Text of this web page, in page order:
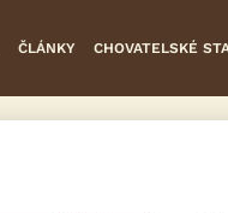
ČLÁNKY CHOVATELSKÉ